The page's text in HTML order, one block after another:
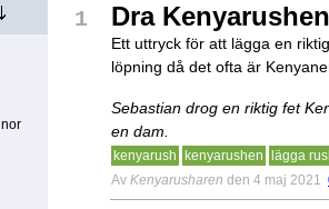
1 Dra Kenyarushen
Ett uttryck för att lägga en
löpning då det ofta är
Sebastian drog en riktig fet
en dam.
kenyarush kenyarushen
lägga
Av Kenyarusharen den 4 maj 2021